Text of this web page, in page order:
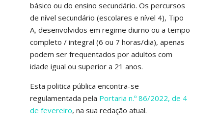
básico ou do ensino secundário. Os percursos
de nível secundário (escolares e nível 4), Tipo
A, desenvolvidos em regime diurno ou a tempo
completo / integral (6 ou 7 horas/dia), apenas
podem ser frequentados por adultos com
idade igual ou superior a 21 anos.
Esta politica pública encontra-se
regulamentada pela Portaria n.º 86/2022, de 4
de fevereiro, na sua redação atual.